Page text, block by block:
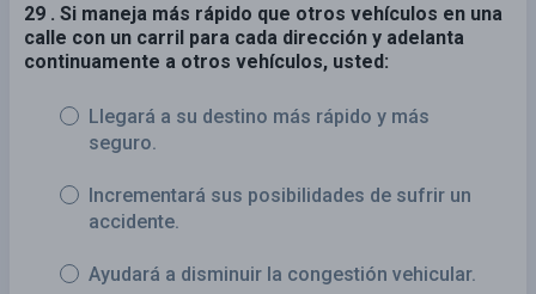
29 . Si maneja más rápido que otros vehículos en una
calle con un carril para cada dirección y adelanta
continuamente a otros vehículos, usted:
Llegará a su destino más rápido y más
seguro.
Incrementará sus posibilidades de sufrir un
accidente.
Ayudará a disminuir la congestión vehicular.